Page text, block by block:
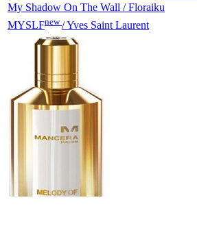
My Shadow On The Wall / Floraiku
MYSLFnew/ Yves Saint Laurent